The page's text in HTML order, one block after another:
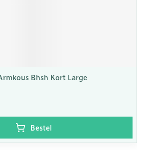
Bhsh Kort Large
Bestel